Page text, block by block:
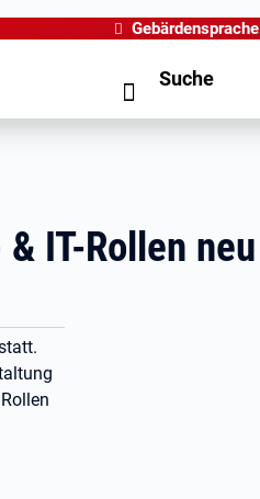
Gebärdensprache
Suche
IT-Rollen neu